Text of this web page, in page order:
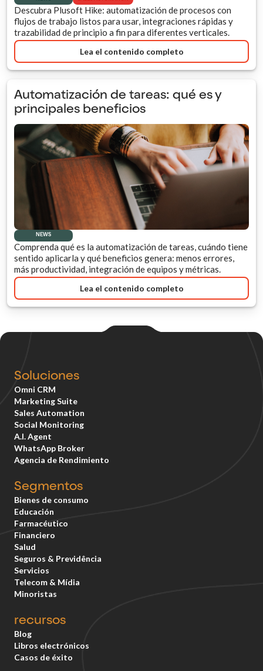
Descubra Plusoft Hike: automatización de procesos con
flujos de trabajo listos para usar, integraciones rápidas y
trazabilidad de principio a fin para diferentes verticales.
Lea el contenido completo
Automatización de tareas: qué es y
principales beneficios
NEWS
Comprenda qué es la automatización de tareas, cuándo tiene
sentido aplicarla y qué beneficios genera: menos errores,
más productividad, integración de equipos y métricas.
Lea el contenido completo
Soluciones
Omni CRM
Marketing Suite
Sales Automation
Social Monitoring
A.I. Agent
WhatsApp Broker
Agencia de Rendimiento
Segmentos
Bienes de consumo
Educación
Farmacéutico
Financiero
Salud
Seguros & Previdência
Servicios
Telecom & Mídia
Minoristas
recursos
Blog
Libros electrónicos
Casos de éxito